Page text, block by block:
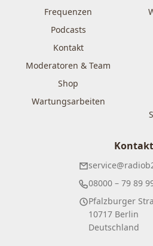
Frequenzen
Podcasts
Kontakt
Moderatoren & Team
Shop
Wartungsarbeiten
Kontakt
08000 – 79 89
Pfalzburger
10717 Berlin
Deutschland